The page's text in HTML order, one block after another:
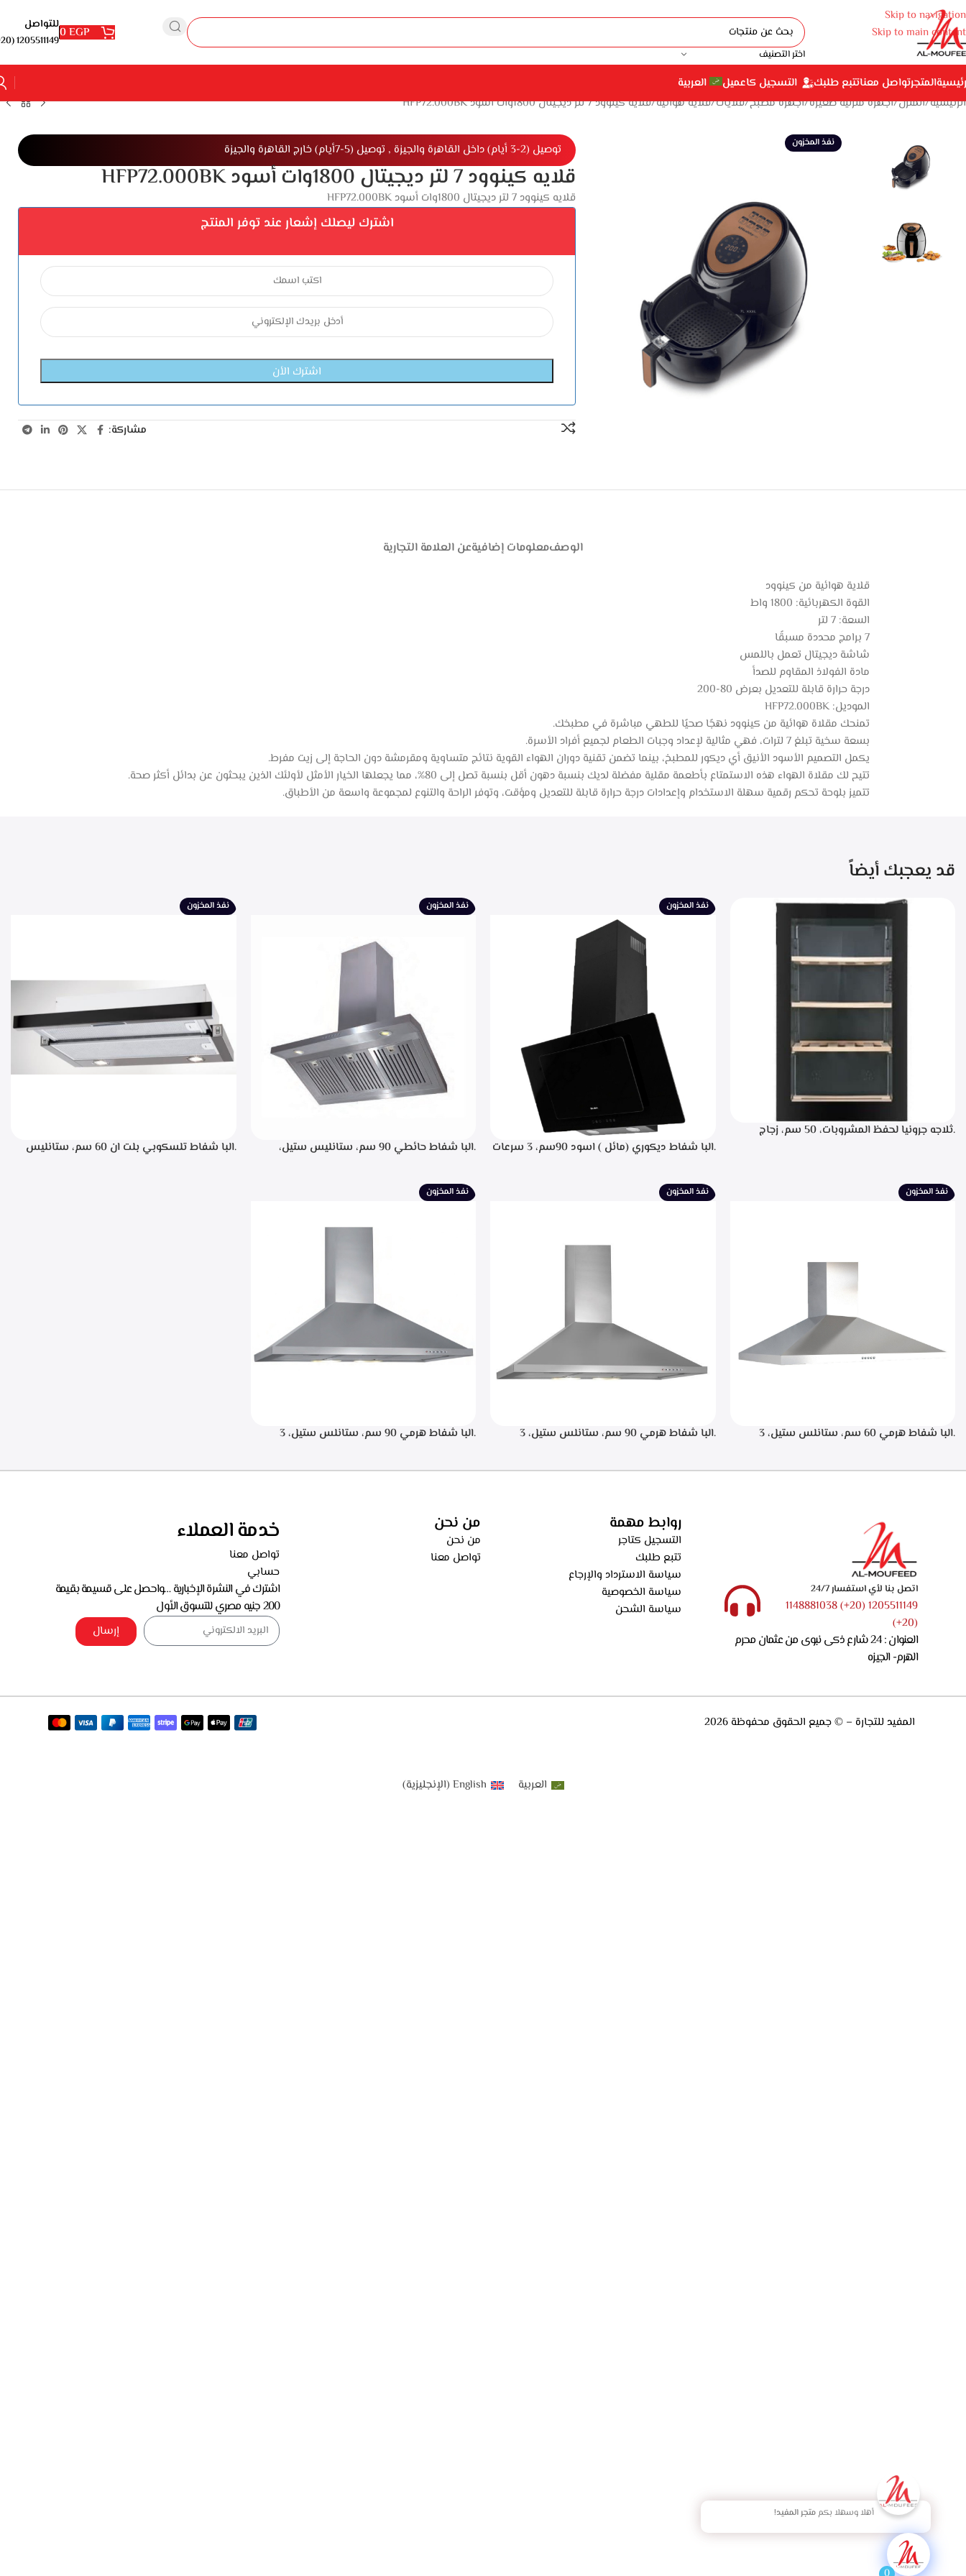
Skip to navigation
Skip to main content
اختر التصنيف
0EGP للتواصل
1205511149 (20+)
المتجرتواصل معناتتبع طلبك التسجيل كاعميل
العربية
الرئيسية المنزل أجهزة منزلية صغيرة أجهزة مطبخ قلايات قلاية هوائية قلايه كينوود 7 لتر ديجيتال 1800وات أسود HFP72.000BK
نفذ المخزون توصيل (2-3 أيام) داخل القاهرة والجيزة , توصيل (5-7أيام) خارج القاهرة والجيزة
قلايه كينوود 7 لتر ديجيتال 1800وات أسود HFP72.000BK
قلايه كينوود 7 لتر ديجيتال 1800وات أسود HFP72.000BK
اشترك ليصلك إشعار عند توفر المنتج
مشاركة:
الوصفمعلومات إضافيةعن العلامة التجارية
قلاية هوائية من كينوود
القوة الكهربائية: 1800 واط
السعة: 7 لتر
7 برامج محددة مسبقًا
شاشة ديجيتال تعمل باللمس
مادة الفولاذ المقاوم للصدأ
درجة حرارة قابلة للتعديل بعرض 80-200
الموديل: HFP72.000BK
تمنحك مقلاة هوائية من كينوود نهجًا صحيًا للطهي مباشرة في مطبخك.
بسعة سخية تبلغ 7 لترات، فهي مثالية لإعداد وجبات الطعام لجميع أفراد الأسرة.
يكمل التصميم الأسود الأنيق أي ديكور للمطبخ، بينما تضمن تقنية دوران الهواء القوية نتائج متساوية ومقرمشة دون الحاجة إلى زيت مفرط.
تتيح لك مقلاة الهواء هذه الاستمتاع بأطعمة مقلية مفضلة لديك بنسبة دهون أقل بنسبة تصل إلى 80%، مما يجعلها الخيار الأمثل لأولئك الذين يبحثون عن بدائل أكثر صحة.
تتميز بلوحة تحكم رقمية سهلة الاستخدام وإعدادات درجة حرارة قابلة للتعديل ومؤقت، وتوفر الراحة والتنوع لمجموعة واسعة من الأطباق.
قد يعجبك أيضاً
.ثلاجه جرونيا لحفظ المشروبات، 50 سم، زجاج
نفذ المخزون
.البا شفاط ديكوري (مائل ) اسود 90سم، 3 سرعات
الطهي، فلاتر معدنيه لحجز الدهون من الابخره، قوه
نفذ المخزون
.البا شفاط حائطي 90 سم، ستانليس ستيل،
نفذ المخزون
.البا شفاط تلسكوبي بلت ان 60 سم، ستانليس
نفذ المخزون
.البا شفاط هرمي 60 سم، ستانلس ستيل، 3
نفذ المخزون
.البا شفاط هرمي 90 سم، ستانلس ستيل، 3
نفذ المخزون
.البا شفاط هرمي 90 سم، ستانلس ستيل، 3
اتصل بنا لأي استفسار 24/7
1205511149 (20+) 1148881038
(20+)
العنوان : 24 شارع ذكى نبوى من عثمان محرم
الهرم- الجيزه
روابط مهمة
التسجيل كتاجر
تتبع طلبك
سياسة الاسترداد والإرجاع
سياسة الخصوصية
سياسة الشحن
من نحن
من نحن
تواصل معنا
خدمة العملاء
تواصل معنا
حسابي
اشترك في النشرة الإخبارية …واحصل على قسيمة بقيمة
200 جنيه مصري للتسوق الأول
إرسال
المفيد للتجارة – © جميع الحقوق محفوظة 2026
أهلا وسهلا بكم متجر المفيد!
العربية English
(الإنجليزية)